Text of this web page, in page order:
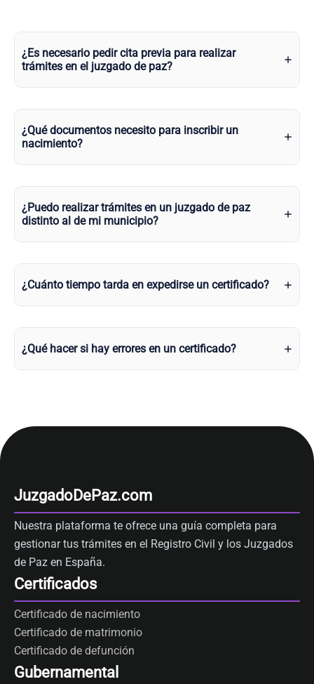
¿Es necesario pedir cita previa para realizar
trámites en el juzgado de paz?
¿Qué documentos necesito para inscribir un
nacimiento?
¿Puedo realizar trámites en un juzgado de paz
distinto al de mi municipio?
¿Cuánto tiempo tarda en expedirse un certificado?
¿Qué hacer si hay errores en un certificado?
JuzgadoDePaz.com
Nuestra plataforma te ofrece una guía completa para
gestionar tus trámites en el Registro Civil y los Juzgados
de Paz en España.
Certificados
Certificado de nacimiento
Certificado de matrimonio
Certificado de defunción
Gubernamental